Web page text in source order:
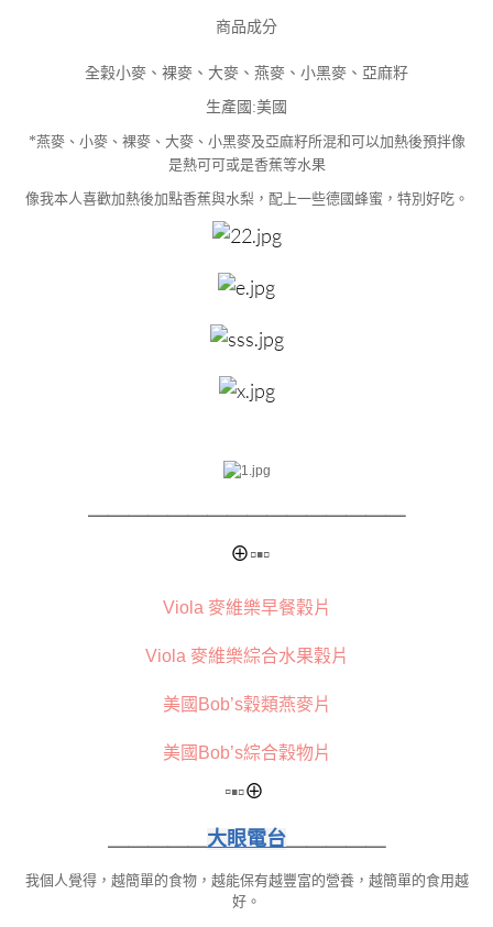
商品成分
全穀小麥、裸麥、大麥、燕麥、小黑麥、亞麻籽
生產國:美國
*燕麥、小麥、裸麥、大麥、小黑麥及亞麻籽所混和可以加熱後預拌像
是熱可可或是香蕉等水果
像我本人喜歡加熱後加點香蕉與水梨，配上一些德國蜂蜜，特別好吃。
⊕▫▪▫
Viola 麥維樂早餐穀片
Viola 麥維樂綜合水果穀片
美國Bob’s穀類燕麥片
美國Bob’s綜合穀物片
▫▪▫⊕
大眼電台
我個人覺得，越簡單的食物，越能保有越豐富的營養，越簡單的食用越
好。